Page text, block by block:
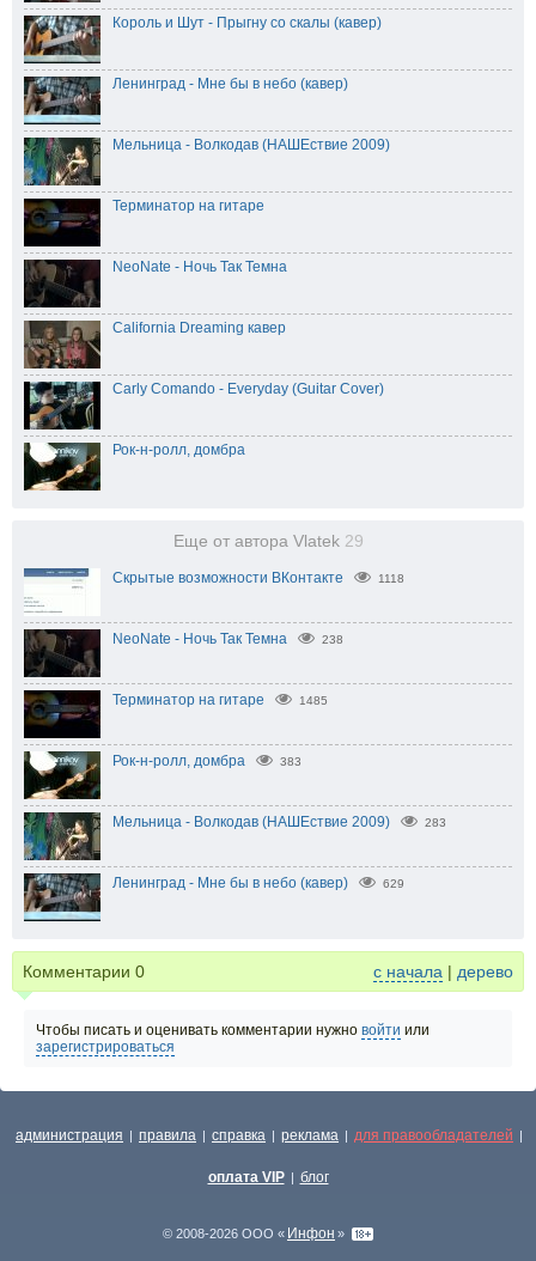
Король и Шут - Прыгну со скалы (кавер)
Ленинград - Мне бы в небо (кавер)
Мельница - Волкодав (НАШЕствие 2009)
Терминатор на гитаре
NeoNate - Ночь Так Темна
California Dreaming кавер
Carly Comando - Everyday (Guitar Cover)
Рок-н-ролл, домбра
Еще от автора Vlatek 29
Скрытые возможности ВКонтакте 1118
NeoNate - Ночь Так Темна 238
Терминатор на гитаре 1485
Рок-н-ролл, домбра 383
Мельница - Волкодав (НАШЕствие 2009) 283
Ленинград - Мне бы в небо (кавер) 629
Комментарии 0 с начала | дерево
Чтобы писать и оценивать комментарии нужно войти или
зарегистрироваться
администрация | правила | справка | реклама | для правообладателей |
оплата VIP | блог
© 2008-2026 ООО « Инфон »